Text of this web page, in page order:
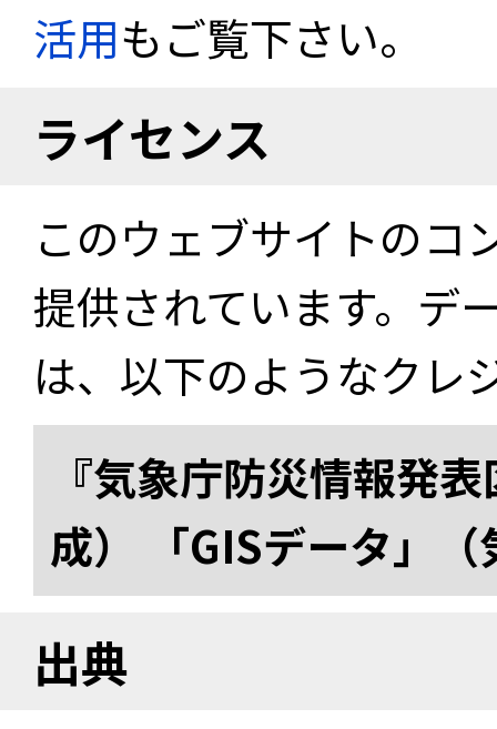
活用もご覧下さい。
ライセンス
このウェブサイトのコ
提供されています。デ
は、以下のようなクレ
『気象庁防災情報発
成） 「GISデータ」
出典